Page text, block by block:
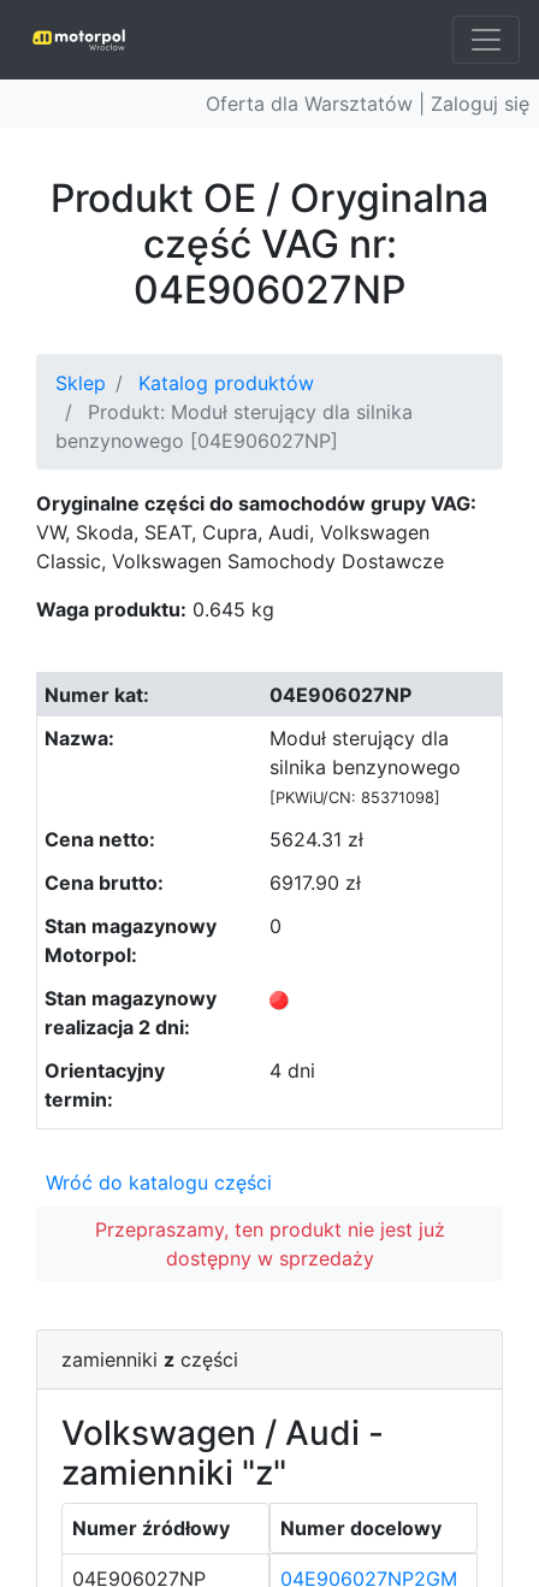
Oferta dla Warsztatów | Zaloguj się
Produkt OE / Oryginalna
część VAG nr:
04E906027NP
Sklep
Katalog produktów
Produkt: Moduł sterujący dla silnika
benzynowego [04E906027NP]
Oryginalne części do samochodów grupy VAG:
VW, Skoda, SEAT, Cupra, Audi, Volkswagen
Classic, Volkswagen Samochody Dostawcze
Waga produktu: 0.645 kg
04E906027NP
Moduł sterujący dla
silnika benzynowego
[PKWiU/CN: 85371098]
5624.31 zł
6917.90 zł
0
4 dni
Wróć do katalogu części
Przepraszamy, ten produkt nie jest już
dostępny w sprzedaży
zamienniki z części
Volkswagen / Audi -
zamienniki "z"
Numer źródłowy Numer docelowy
04E906027NP 04E906027NP2GM